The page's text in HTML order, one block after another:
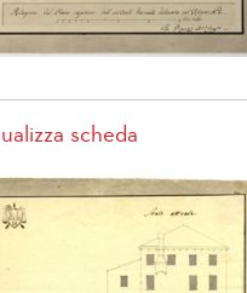
scheda